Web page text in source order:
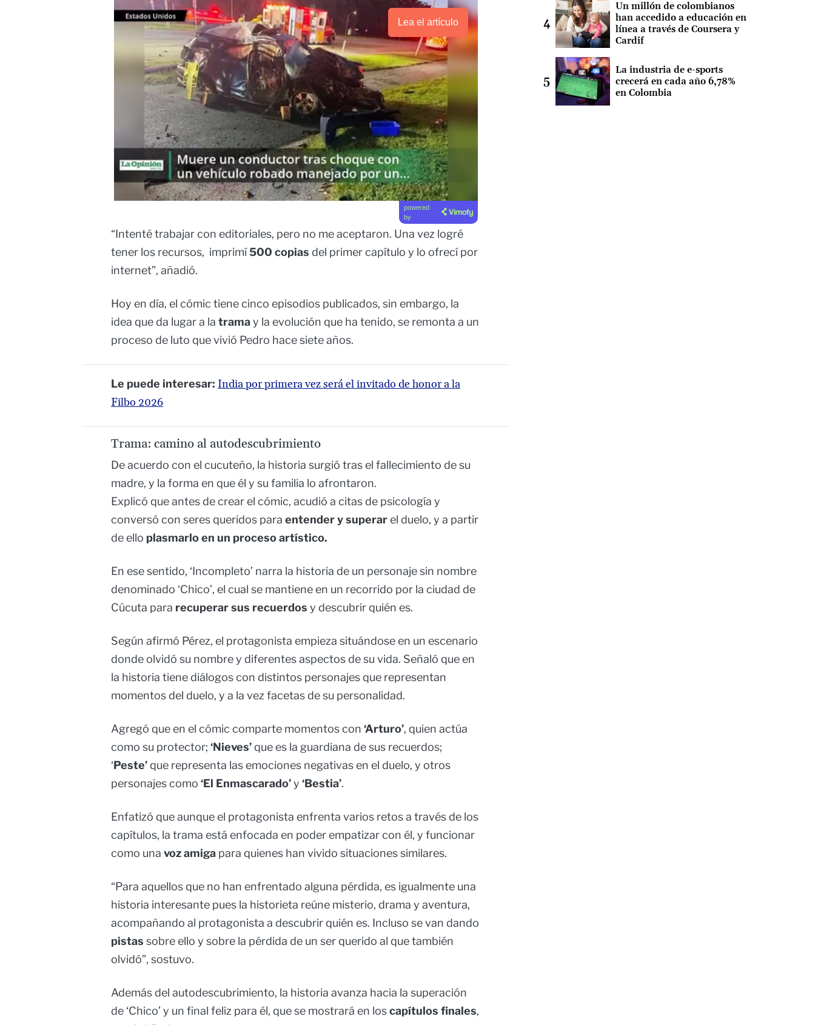
Lea el artículo
powered
by
“Intenté trabajar con editoriales, pero no me aceptaron. Una vez logré
tener los recursos, imprimí500 copias del primer capítulo y lo ofrecí por
internet”, añadió.
Hoy en día, el cómic tiene cinco episodios publicados, sin embargo, la
idea que da lugar a la tramay la evolución que ha tenido, se remonta a un
proceso de luto que vivió Pedro hace siete años.
Le puede interesar: India por primera vez será el invitado de honor a la
Filbo 2026
Trama: camino al autodescubrimiento
De acuerdo con el cucuteño, la historia surgió tras el fallecimiento de su
madre, y la forma en que él y su familia lo afrontaron.
Explicó que antes de crear el cómic, acudió a citas de psicología y
conversó con seres queridos para entender y superarel duelo, y a partir
de ello plasmarlo en un proceso artístico.
En ese sentido, ‘Incompleto’ narra la historia de un personaje sin nombre
denominado ‘Chico’, el cual se mantiene en un recorrido por la ciudad de
Cúcuta para recuperar sus recuerdos y descubrir quién es.
Según afirmó Pérez, el protagonista empieza situándose en un escenario
donde olvidó su nombre y diferentes aspectos de su vida. Señaló que en
la historia tiene diálogos con distintos personajes que representan
momentos del duelo, y a la vez facetas de su personalidad.
Agregó que en el cómic comparte momentos con ‘Arturo’, quien actúa
como su protector; ‘Nieves’ que es la guardiana de sus recuerdos;
‘Peste’ que representa las emociones negativas en el duelo, y otros
personajes como ‘El Enmascarado’y ‘Bestia’.
Enfatizó que aunque el protagonista enfrenta varios retos a través de los
capítulos, la trama está enfocada en poder empatizar con él, y funcionar
como una voz amiga para quienes han vivido situaciones similares.
“Para aquellos que no han enfrentado alguna pérdida, es igualmente una
historia interesante pues la historieta reúne misterio, drama y aventura,
acompañando al protagonista a descubrir quién es. Incluso se van dando
pistas sobre ello y sobre la pérdida de un ser querido al que también
olvidó”, sostuvo.
Además del autodescubrimiento, la historia avanza hacia la superación
de ‘Chico’ y un final feliz para él, que se mostrará en loscapítulos finales,
Un millón de colombianos
han accedido a educación en
línea a través de Coursera y
Cardif
La industria de e-sports
crecerá en cada año 6,78%
en Colombia